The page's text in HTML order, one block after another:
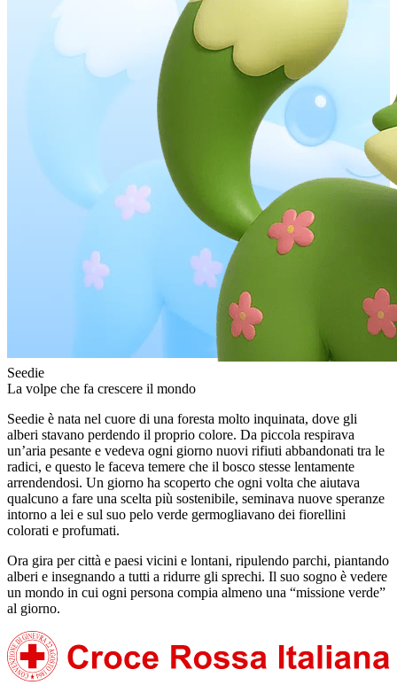
Seedie
La volpe che fa crescere il mondo
Seedie è nata nel cuore di una foresta molto inquinata, dove gli
alberi stavano perdendo il proprio colore. Da piccola respirava
un’aria pesante e vedeva ogni giorno nuovi rifiuti abbandonati tra le
radici, e questo le faceva temere che il bosco stesse lentamente
arrendendosi. Un giorno ha scoperto che ogni volta che aiutava
qualcuno a fare una scelta più sostenibile, seminava nuove speranze
intorno a lei e sul suo pelo verde germogliavano dei fiorellini
colorati e profumati.
Ora gira per città e paesi vicini e lontani, ripulendo parchi, piantando
alberi e insegnando a tutti a ridurre gli sprechi. Il suo sogno è vedere
un mondo in cui ogni persona compia almeno una “missione verde”
al giorno.